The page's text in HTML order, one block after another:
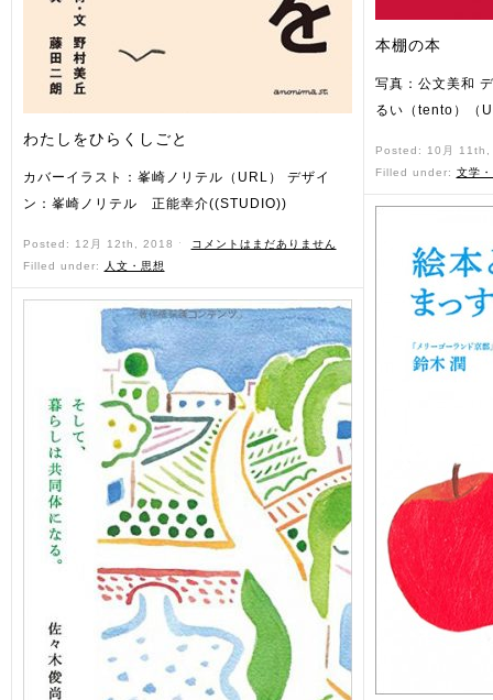
わたしをひらくしごと
カバーイラスト：峯崎ノリテル（URL） デザイ
ン：峯崎ノリテル 正能幸介((STUDIO))
Posted: 12月 12th, 2018 ˑ
コメントはまだありません
Filled under:
人文・思想
本棚の本
写真：公文美和
るい（tento）（
Posted: 10月
Filled under: 文学